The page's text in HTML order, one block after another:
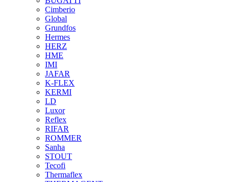
Cimberio
Global
Grundfos
Hermes
HERZ
HME
IMI
JAFAR
K-FLEX
KERMI
LD
Luxor
Reflex
RIFAR
ROMMER
Sanha
STOUT
Tecofi
Thermaflex